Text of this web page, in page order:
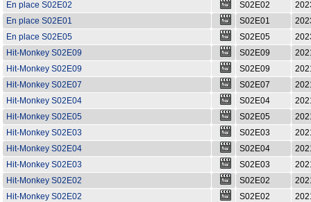
En place S02E02
S02E02
En place S02E01
S02E01
En place S02E05
S02E05
Hit-Monkey S02E09
S02E09
Hit-Monkey S02E09
S02E09
Hit-Monkey S02E07
S02E07
Hit-Monkey S02E04
S02E04
Hit-Monkey S02E05
S02E05
Hit-Monkey S02E03
S02E03
Hit-Monkey S02E04
S02E04
Hit-Monkey S02E03
S02E03
Hit-Monkey S02E02
S02E02
Hit-Monkey S02E02
S02E02